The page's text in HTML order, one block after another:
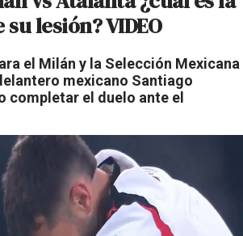
e
lesión? VIDEO
el Milán y la Selección Mexicana
mexicano Santiago
completar el duelo ante el